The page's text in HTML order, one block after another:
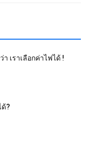
เราเลือกค่าไฟได้ !
ด้?​